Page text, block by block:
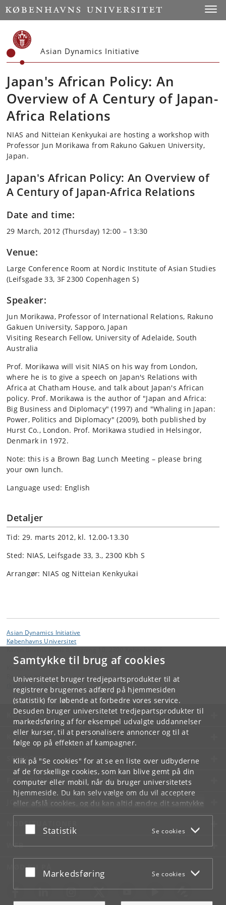
Samtykke til brug af cookies
Universitetet bruger tredjepartsprodukter til at
registrere brugernes adfærd på hjemmesiden
(statistik) for løbende at forbedre vores service.
Desuden bruger universitetet tredjepartsprodukter til
markedsføring af for eksempel udvalgte uddannelser
eller kurser, til at personalisere annoncer og til at
følge op på effekten af kampagner.
Klik på "Se cookies" for at se en liste over udbyderne
af de forskellige cookies, som kan blive gemt på din
computer eller mobil, når du bruger universitetets
hjemmeside. Du kan selv vælge om du vil acceptere
eller afslå cookies, og du kan altid ændre dit samtykke
underCookie- og privatlivspolitiksom du finder i
bunden af hver side.
Acceptér eller afslå
Statistik Se cookies
Acceptér eller afslå
Markedsføring Se cookies
Start
Asian Dynamics Initiative
Japan's African Policy: An
Overview of A Century of Japan-
Africa Relations
NIAS and Nitteian Kenkyukai are hosting a workshop with
Professor Jun Morikawa from Rakuno Gakuen University,
Japan.
Japan's African Policy: An Overview of
A Century of Japan-Africa Relations
Date and time:
29 March, 2012 (Thursday) 12:00 – 13:30
Venue:
Large Conference Room at Nordic Institute of Asian Studies
(Leifsgade 33, 3F 2300 Copenhagen S)
Speaker:
Jun Morikawa, Professor of International Relations, Rakuno
Gakuen University, Sapporo, Japan
Visiting Research Fellow, University of Adelaide, South
Australia
Prof. Morikawa will visit NIAS on his way from London,
where he is to give a speech on Japan's Relations with
Africa at Chatham House, and talk about Japan's African
policy. Prof. Morikawa is the author of "Japan and Africa:
Big Business and Diplomacy" (1997) and "Whaling in Japan:
Power, Politics and Diplomacy" (2009), both published by
Hurst Co., London. Prof. Morikawa studied in Helsingor,
Denmark in 1972.
Note: this is a Brown Bag Lunch Meeting – please bring
your own lunch.
Language used: English
Detaljer
Tid: 29. marts 2012, kl. 12.00-13.30
Sted: NIAS, Leifsgade 33, 3., 2300 Kbh S
Arrangør: NIAS og Nitteian Kenkyukai
Asian Dynamics Initiative
Københavns Universitet
Ravinder Kaur
KØBENHAVNS UNIVERSITET
KONTAKT
SERVICES
FOR STUDERENDE OG ANSATTE
JOB OG KARRIERE
NØDSITUATIONER
WEB
MØD KU PÅ